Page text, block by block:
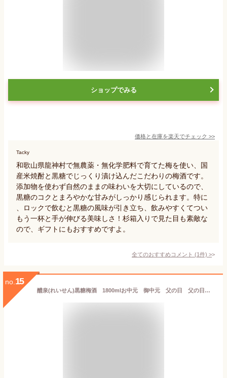
ショップでみる
価格と在庫を楽天でチェック >>
Tacky
和歌山県龍神村で無農薬・無化学肥料で育てた梅を使い、国
産米焼酎と黒糖でじっくり漬け込んだこだわりの梅酒です。
添加物を使わず自然のままの味わいを大切にしているので、
黒糖のコクとまろやかな甘みがしっかり感じられます。特に
、ロックで飲むと黒糖の風味が引き立ち、飲みやすくてつい
もう一杯と手が伸びる美味しさ！杉箱入りで見た目も素敵な
ので、ギフトにもおすすめですよ。
全てのおすすめコメント (1件) >
no. 15
醴泉(れいせん)黒糖梅酒 1800mlお中元 御中元 父の日 父の日ギフト 夏ギフト 敬老の日 御歳暮 お歳暮 バレンタイン ホワイトデー